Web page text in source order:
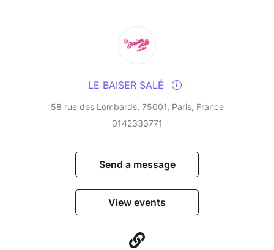
LE BAISER SALÉ
58 rue des Lombards, 75001, Paris, France
0142333771
Send a message
View events